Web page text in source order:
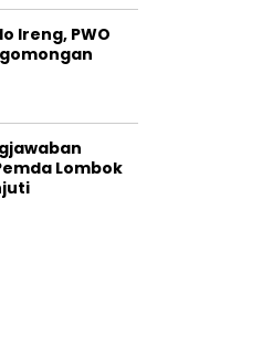
Ireng, PWO
Lombok